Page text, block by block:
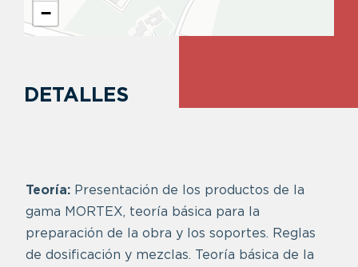
−
DETALLES
Teoría: Presentación de los productos de la
gama MORTEX, teoría básica para la
preparación de la obra y los soportes. Reglas
de dosificación y mezclas. Teoría básica de la